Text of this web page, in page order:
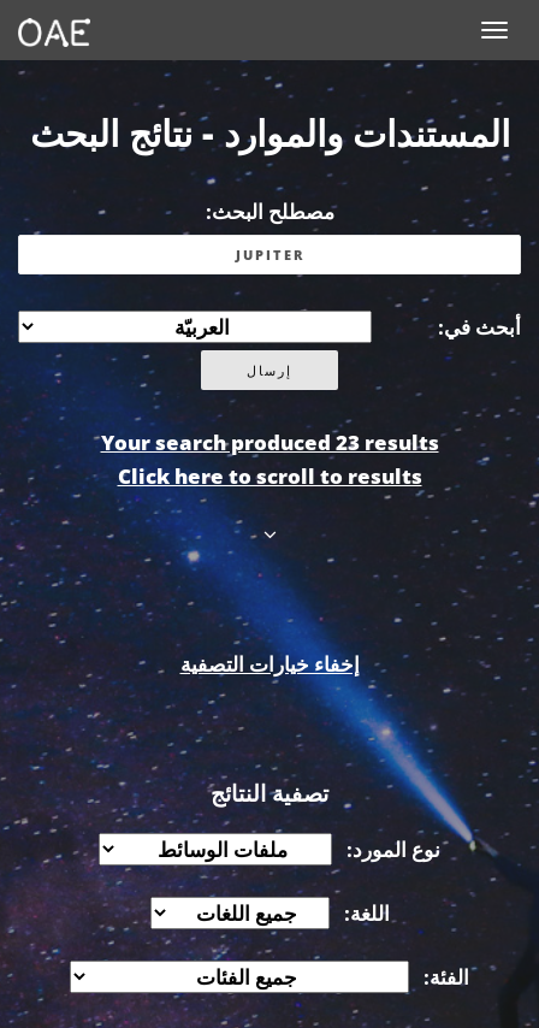
Toggle navigation
المستندات والموارد - نتائج البحث
مصطلح البحث:
أبحث في:
Your search produced 23 results
Click here to scroll to results
إخفاء خيارات التصفية
تصفية النتائج
نوع المورد:
اللغة:
الفئة: